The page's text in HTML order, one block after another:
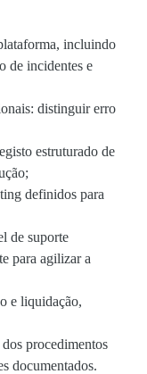
incluindo
de incidentes e
distinguir erro
estruturado de
definidos para
de suporte
para agilizar a
e liquidação,
procedimentos
documentados.